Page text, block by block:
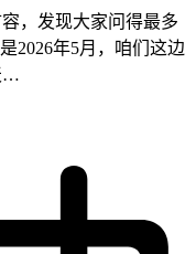
，发现大家问得最多
2026年5月，咱们这边
…